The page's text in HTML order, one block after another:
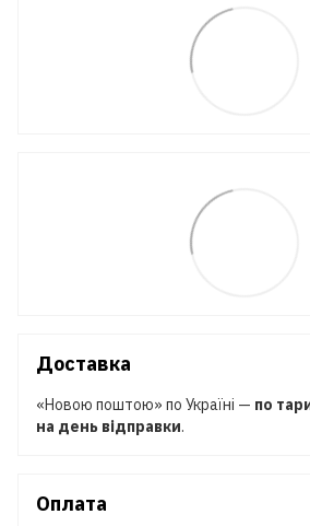
Доставка
«Новою поштою» по Україні — по
на день відправки.
Оплата